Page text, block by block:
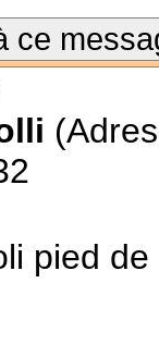
ce
pied